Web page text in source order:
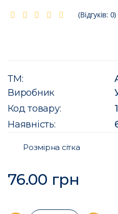
(Відгуків: 0)
ТМ:
Виробник
Код товару:
Наявність:
Розмірна сітка
76.00 грн